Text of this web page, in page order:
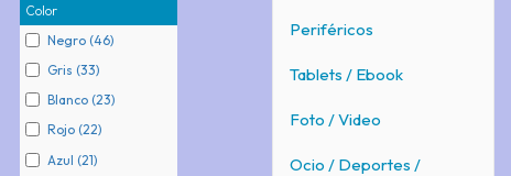
Periféricos
Tablets / Ebook
Foto / Video
Ocio / Deportes /
Color
Negro (46)
Gris (33)
Blanco (23)
Rojo (22)
Azul (21)